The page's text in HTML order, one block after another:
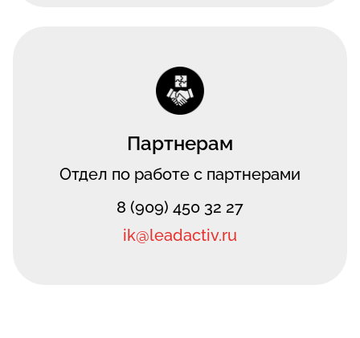
Партнерам
Отдел по работе с партнерами
8 (909) 450 32 27
ik@leadactiv.ru